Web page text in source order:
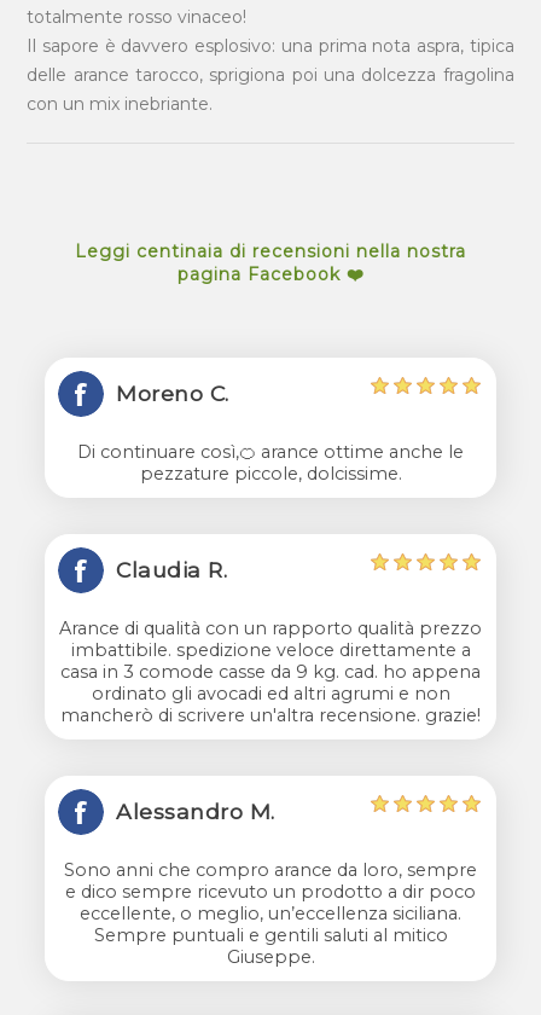
totalmente rosso vinaceo!
Il sapore è davvero esplosivo: una prima nota aspra, tipica
delle arance tarocco, sprigiona poi una dolcezza fragolina
con un mix inebriante.
Leggi centinaia di recensioni nella nostra
pagina Facebook ❤️
Moreno C.
Di continuare così,🍊 arance ottime anche le
pezzature piccole, dolcissime.
Claudia R.
Arance di qualità con un rapporto qualità prezzo
imbattibile. spedizione veloce direttamente a
casa in 3 comode casse da 9 kg. cad. ho appena
ordinato gli avocadi ed altri agrumi e non
mancherò di scrivere un'altra recensione. grazie!
Alessandro M.
Sono anni che compro arance da loro, sempre
e dico sempre ricevuto un prodotto a dir poco
eccellente, o meglio, un’eccellenza siciliana.
Sempre puntuali e gentili saluti al mitico
Giuseppe.